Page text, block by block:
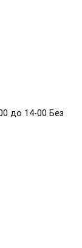
до 14-00 Без